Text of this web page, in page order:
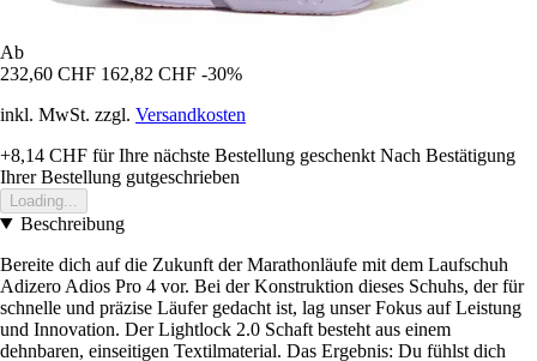
Ab
232,60 CHF 162,82 CHF -30%
inkl. MwSt. zzgl. Versandkosten
+8,14 CHF für Ihre nächste Bestellung geschenkt Nach Bestätigung
Ihrer Bestellung gutgeschrieben
Loading...
Beschreibung
Bereite dich auf die Zukunft der Marathonläufe mit dem Laufschuh
Adizero Adios Pro 4 vor. Bei der Konstruktion dieses Schuhs, der für
schnelle und präzise Läufer gedacht ist, lag unser Fokus auf Leistung
und Innovation. Der Lightlock 2.0 Schaft besteht aus einem
dehnbaren, einseitigen Textilmaterial. Das Ergebnis: Du fühlst dich